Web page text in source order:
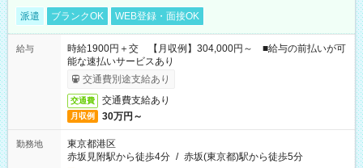
派遣 ブランクOK WEB登録・面接OK
給与
時給1900円＋交 【月収例】304,000円～ ■給与の前払いが可
能な速払いサービスあり
交通費別途支給あり
交通費 交通費支給あり
月収例 30万円～
勤務地
東京都港区
赤坂見附駅から徒歩4分 / 赤坂(東京都)駅から徒歩5分